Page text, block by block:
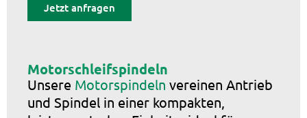
Jetzt anfragen
Motorschleifspindeln
Unsere Motorspindeln vereinen Antrieb
und Spindel in einer kompakten,